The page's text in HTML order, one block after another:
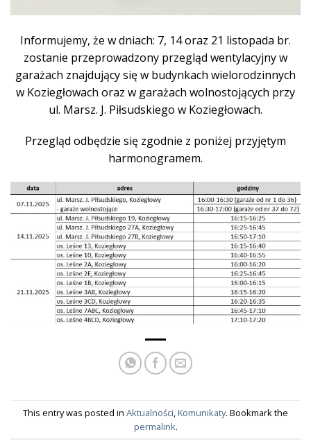
Informujemy, że w dniach: 7, 14 oraz 21 listopada br.
zostanie przeprowadzony przegląd wentylacyjny w
garażach znajdujący się w budynkach wielorodzinnych
w Koziegłowach oraz w garażach wolnostojących przy
ul. Marsz. J. Piłsudskiego w Koziegłowach.
Przegląd odbędzie się zgodnie z poniżej przyjętym
harmonogramem.
This entry was posted in Aktualności,Komunikaty. Bookmark the
permalink.